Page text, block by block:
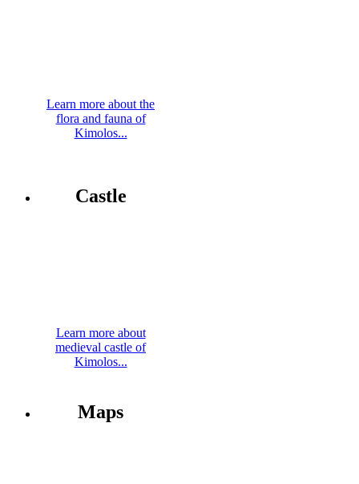
Learn more about the
flora and fauna of
Kimolos...
Castle
Learn more about
medieval castle of
Kimolos...
Maps